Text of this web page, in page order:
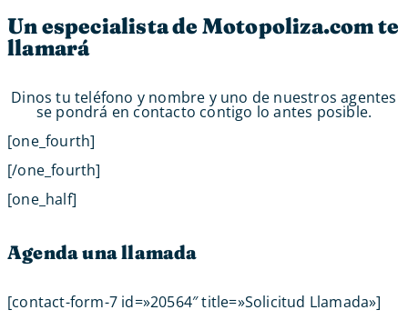
Un especialista de Motopoliza.com te
llamará
Dinos tu teléfono y nombre y uno de nuestros agentes
se pondrá en contacto contigo lo antes posible.
[one_fourth]
[/one_fourth]
[one_half]
Agenda una llamada
[contact-form-7 id=»20564″ title=»Solicitud Llamada»]